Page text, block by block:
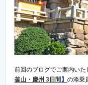
前回のブログでご案内い
釜山・慶州 3日間】の添乗